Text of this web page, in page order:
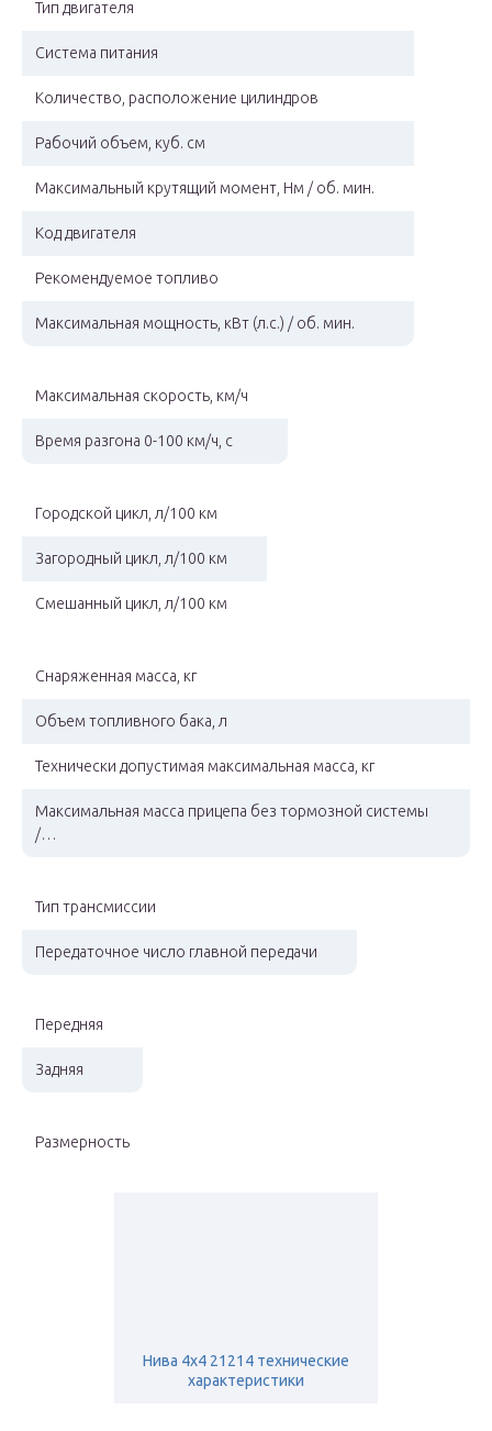
Тип двигателя
Система питания
Количество, расположение цилиндров
Рабочий объем, куб. см
Максимальный крутящий момент, Нм / об. мин.
Код двигателя
Рекомендуемое топливо
Максимальная мощность, кВт (л.с.) / об. мин.
Максимальная скорость, км/ч
Время разгона 0-100 км/ч, с
Городской цикл, л/100 км
Загородный цикл, л/100 км
Смешанный цикл, л/100 км
Снаряженная масса, кг
Объем топливного бака, л
Технически допустимая максимальная масса, кг
Максимальная масса прицепа без тормозной системы
/…
Тип трансмиссии
Передаточное число главной передачи
Передняя
Задняя
Размерность
Нива 4х4 21214 технические
характеристики